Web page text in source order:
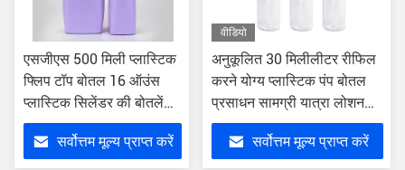
एसजीएस 500 मिली प्लास्टिक
फ्लिप टॉप बोतल 16 ऑउंस
प्लास्टिक सिलेंडर की बोतलें
फ्लिप टॉप के साथ टोंटी डालें:
सर्वोत्तम मूल्य प्राप्त करें
वीडियो
अनुकूलित 30 मिलीलीटर रीफिल
करने योग्य प्लास्टिक पंप बोतल
प्रसाधन सामग्री यात्रा लोशन
स्प्रेयर
सर्वोत्तम मूल्य प्राप्त करें